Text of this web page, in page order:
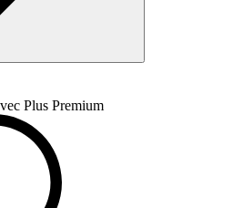
Plus Premium